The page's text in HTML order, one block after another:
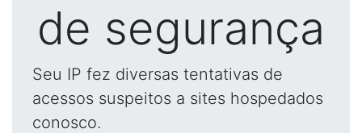
de segurança
Seu IP fez diversas tentativas de
acessos suspeitos a sites hospedados
conosco.